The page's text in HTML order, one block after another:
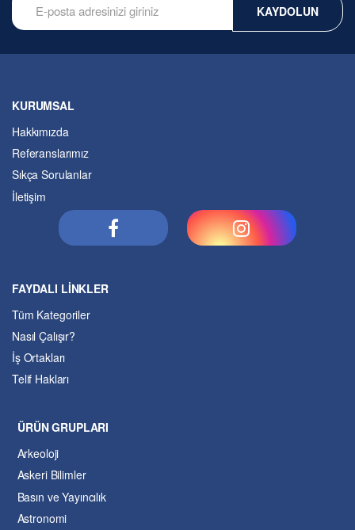
KAYDOLUN
KURUMSAL
Hakkımızda
Referanslarımız
Sıkça Sorulanlar
İletişim
FAYDALI LİNKLER
Tüm Kategoriler
Nasıl Çalışır?
İş Ortakları
Telif Hakları
ÜRÜN GRUPLARI
Arkeoloji
Askeri Bilimler
Basın ve Yayıncılık
Astronomi